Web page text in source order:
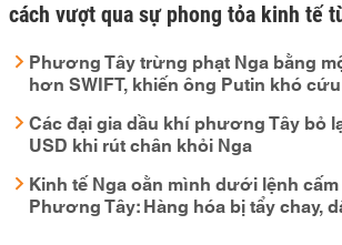
cách vượt qua sự phong tỏa kinh tế
Phương Tây trừng phạt Nga bằng
hơn SWIFT, khiến ông Putin khó
Các đại gia dầu khí phương Tây bỏ
USD khi rút chân khỏi Nga
Kinh tế Nga oằn mình dưới lệnh
Phương Tây: Hàng hóa bị tẩy chay,